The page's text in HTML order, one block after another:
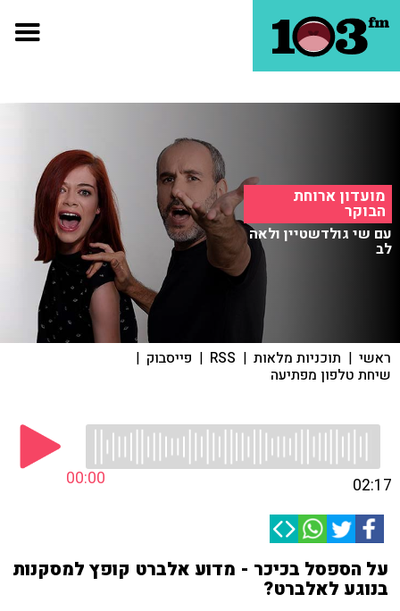
מועדון ארוחת
הבוקר
עם שי גולדשטיין ולאה
לב
ראשי | תוכניות מלאות |
RSS
| פייסבוק |
שיחת טלפון מפתיעה
00:00 02:17
על הספסל בכיכר - מדוע אלברט קופץ למסקנות
בנוגע לאלברט?